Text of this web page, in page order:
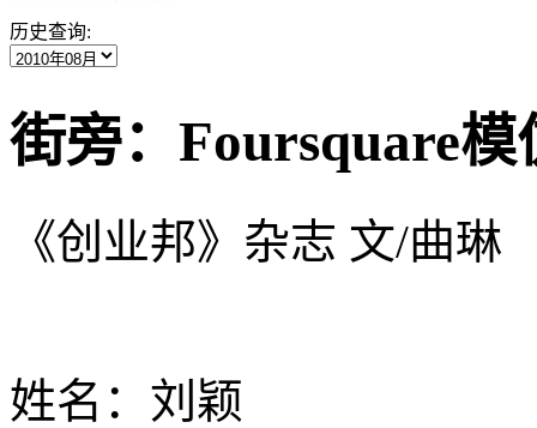
历史查询:
街旁：Foursquare
《创业邦》杂志 文/曲琳
姓名：刘颖